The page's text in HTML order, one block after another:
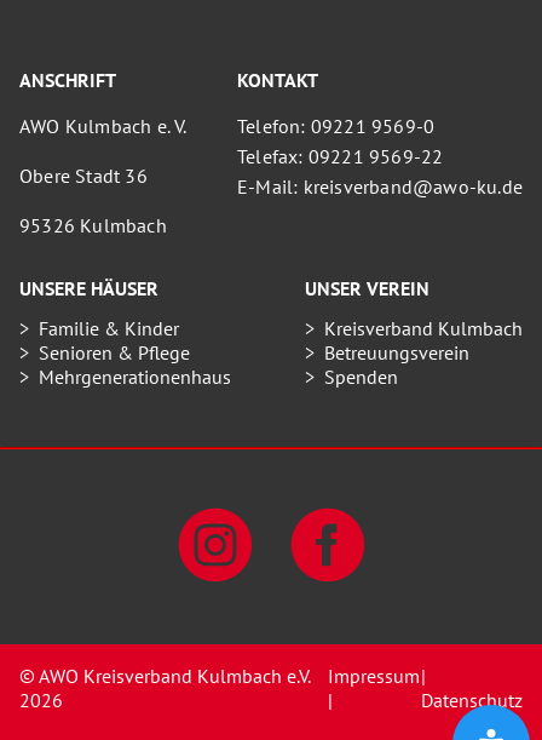
ANSCHRIFT
AWO Kulmbach e. V.
Obere Stadt 36
95326 Kulmbach
KONTAKT
Telefon: 09221 9569-0
Telefax: 09221 9569-22
E-Mail: kreisverband@awo-ku.de
UNSERE HÄUSER
Familie & Kinder
Senioren & Pflege
Mehrgenerationenhaus
UNSER VEREIN
Kreisverband Kulmbach
Betreuungsverein
Spenden
© AWO Kreisverband Kulmbach e.V.
2026
Impressum
|
|
Datenschutz